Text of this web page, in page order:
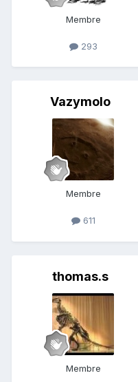
Membre
293
Vazymolo
Membre
611
thomas.s
Membre